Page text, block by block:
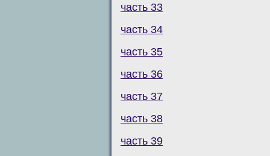
часть 33
часть 34
часть 35
часть 36
часть 37
часть 38
часть 39